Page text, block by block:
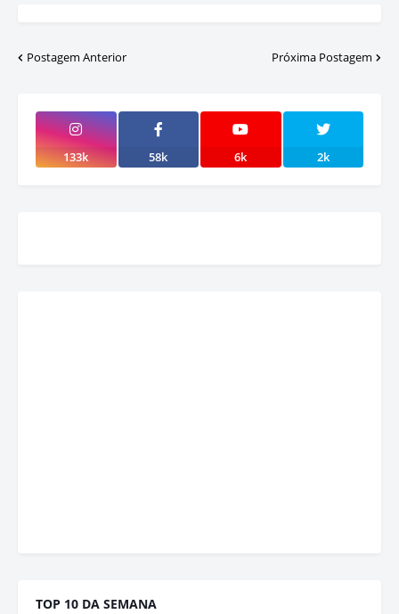
Postagem Anterior Próxima Postagem
133k 58k 6k 2k
TOP 10 DA SEMANA